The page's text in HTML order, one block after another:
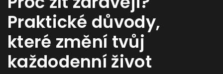
Praktické důvody,
které změní tvůj
každodenní život